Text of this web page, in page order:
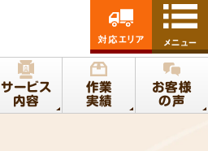
サービス
内容
作業
実績
お客様
の声
対応エリア メニュー